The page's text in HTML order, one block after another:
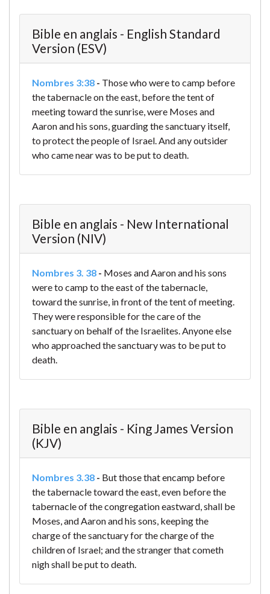
Bible en anglais - English Standard
Version (ESV)
Nombres 3:38 - Those who were to camp before
the tabernacle on the east, before the tent of
meeting toward the sunrise, were Moses and
Aaron and his sons, guarding the sanctuary itself,
to protect the people of Israel. And any outsider
who came near was to be put to death.
Bible en anglais - New International
Version (NIV)
Nombres 3. 38 - Moses and Aaron and his sons
were to camp to the east of the tabernacle,
toward the sunrise, in front of the tent of meeting.
They were responsible for the care of the
sanctuary on behalf of the Israelites.Anyone else
who approached the sanctuary was to be put to
death.
Bible en anglais - King James Version
(KJV)
Nombres 3.38 - But those that encamp before
the tabernacle toward the east, even before the
tabernacle of the congregation eastward, shall be
Moses, and Aaron and his sons, keeping the
charge of the sanctuary for the charge of the
children of Israel; and the stranger that cometh
nigh shall be put to death.